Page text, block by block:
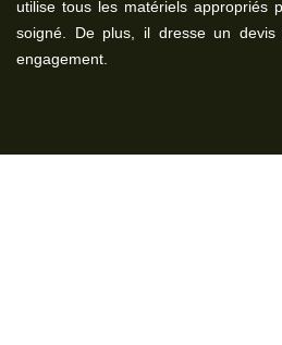
utilise tous les matériels appropriés
soigné. De plus, il dresse un
engagement.